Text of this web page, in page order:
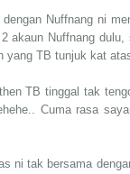
Nuffnang ni
akaun Nuffnang
yang TB tunjuk kat
TB tinggal tak
Cuma rasa
ni tak bersama